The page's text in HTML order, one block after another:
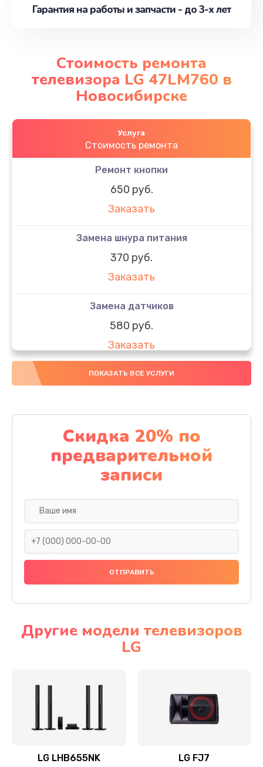
Гарантия на работы и запчасти - до 3-х лет
Стоимость ремонта
телевизора LG 47LM760 в
Новосибирске
Услуга
Стоимость ремонта
Ремонт кнопки
650 руб.
Заказать
Замена шнура питания
370 руб.
Заказать
Замена датчиков
580 руб.
Заказать
Комплексная чистка
Заказать
Замена дисплея (экрана)
2000 руб.
Заказать
Ремонт платы электроники
Прошивка
Ремонт механики привода
Ремонт / замена кнопок, клавиш, индикаторов,
ПОКАЗАТЬ ВСЕ УСЛУГИ
Скидка 20% по
предварительной
записи
Другие модели телевизоров
LG
LG LHB655NK LG FJ7